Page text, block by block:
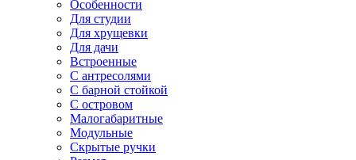
Особенности
Для студии
Для хрущевки
Для дачи
Встроенные
С антресолями
С барной стойкой
С островом
Малогабаритные
Модульные
Скрытые ручки